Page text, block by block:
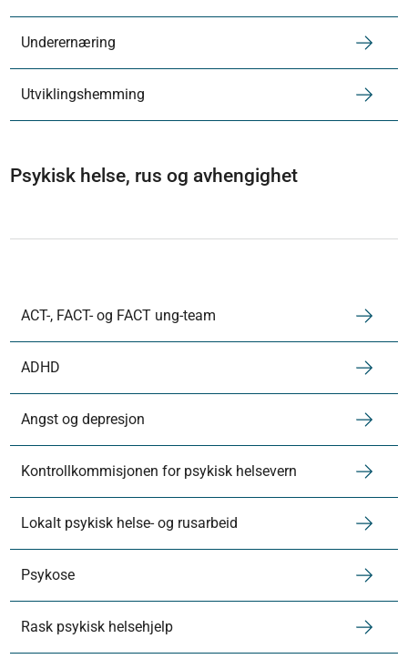
Underernæring
Utviklingshemming
Psykisk helse, rus og avhengighet
ACT-, FACT- og FACT ung-team
ADHD
Angst og depresjon
Kontrollkommisjonen for psykisk helsevern
Lokalt psykisk helse- og rusarbeid
Psykose
Rask psykisk helsehjelp